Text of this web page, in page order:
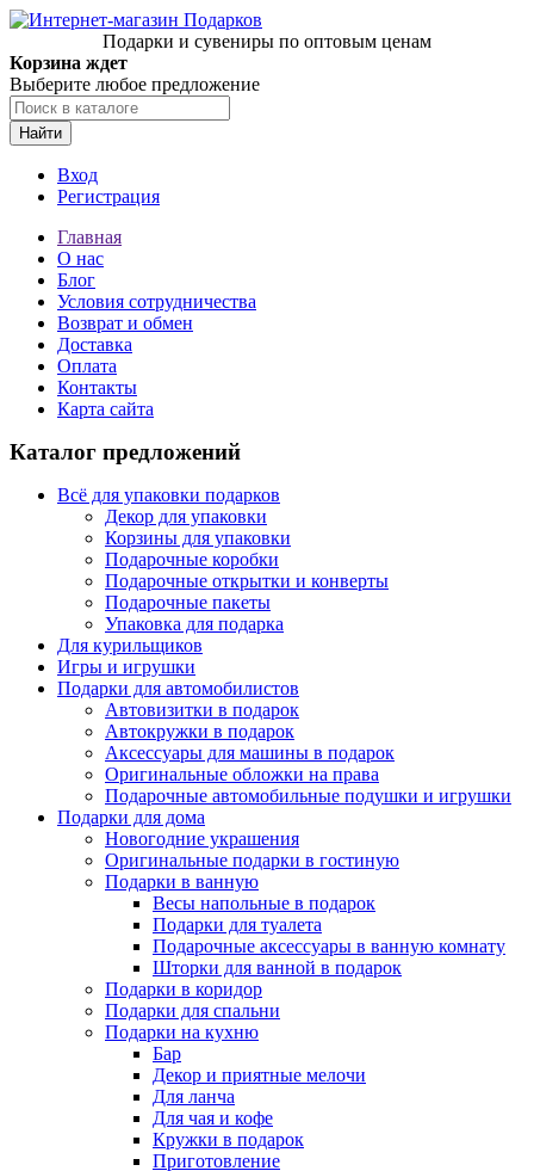
Подарки и сувениры по оптовым ценам
Корзина ждет
Выберите любое предложение
Найти
Вход
Регистрация
Главная
О нас
Блог
Условия сотрудничества
Возврат и обмен
Доставка
Оплата
Контакты
Карта сайта
Каталог предложений
Всё для упаковки подарков
Декор для упаковки
Корзины для упаковки
Подарочные коробки
Подарочные открытки и конверты
Подарочные пакеты
Упаковка для подарка
Для курильщиков
Игры и игрушки
Подарки для автомобилистов
Автовизитки в подарок
Автокружки в подарок
Аксессуары для машины в подарок
Оригинальные обложки на права
Подарочные автомобильные подушки и игрушки
Подарки для дома
Новогодние украшения
Оригинальные подарки в гостиную
Подарки в ванную
Весы напольные в подарок
Подарки для туалета
Подарочные аксессуары в ванную комнату
Шторки для ванной в подарок
Подарки в коридор
Подарки для спальни
Подарки на кухню
Бар
Декор и приятные мелочи
Для ланча
Для чая и кофе
Кружки в подарок
Приготовление